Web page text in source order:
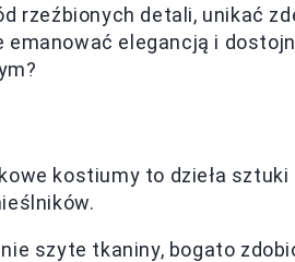
rzeźbionych detali, unikać
emanować elegancją i
kostiumy to dzieła
szyte tkaniny, bogato